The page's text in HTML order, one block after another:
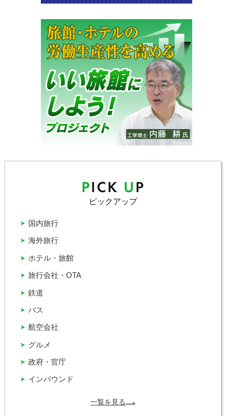
ピックアップ
インバウンド
グルメ
バス
ホテル・旅館
国内旅行
政府・官庁
旅行会社・OTA
海外旅行
航空会社
鉄道
一覧を見る